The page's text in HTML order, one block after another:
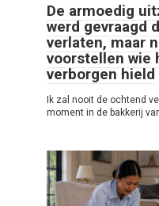
De armoedig
werd gevraagd
verlaten, maar
voorstellen wie
verborgen hield
Ik zal nooit de ochtend
moment in de bakkerij